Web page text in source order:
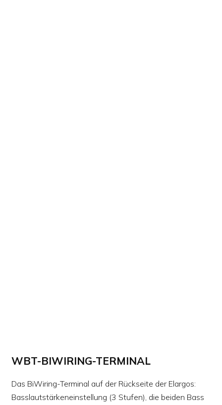
WBT-BIWIRING-TERMINAL
Das BiWiring-Terminal auf der Rückseite der Elargos:
Basslautstärkeneinstellung (3 Stufen), die beiden Bass